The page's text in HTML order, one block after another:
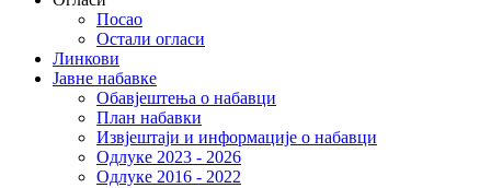
Посао
Остали огласи
Линкови
Јавне набавке
Обавјештења о набавци
План набавки
Извјештаји и информације о набавци
Одлуке 2023 - 2026
Одлуке 2016 - 2022